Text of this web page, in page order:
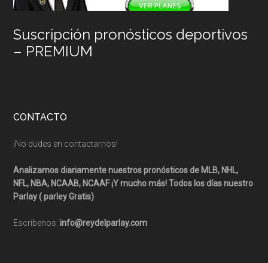
Suscripción pronósticos deportivos
– PREMIUM
CONTACTO
¡No dudes en contactarnos!
Analizamos diariamente nuestros pronósticos de MLB, NHL,
NFL, NBA, NCAAB, NCAAF ¡Y mucho más! Todos los días nuestro
Parlay ( parley Gratis)
Escríbenos:info@reydelparlay.com